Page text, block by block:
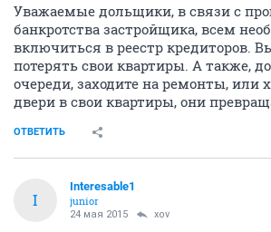
Уважаемые дольщики, в связи с
банкротства застройщика, всем
включиться в реестр кредиторов.
потерять свои квартиры. А также,
очереди, заходите на ремонты, или
двери в свои квартиры, они
ОТВЕТИТЬ
I
Interesable1
junior
24 мая 2015 xov